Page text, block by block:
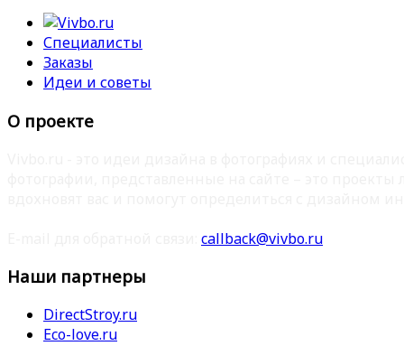
Специалисты
Заказы
Идеи и советы
О проекте
callback@vivbo.ru
Наши партнеры
DirectStroy.ru
Eco-love.ru